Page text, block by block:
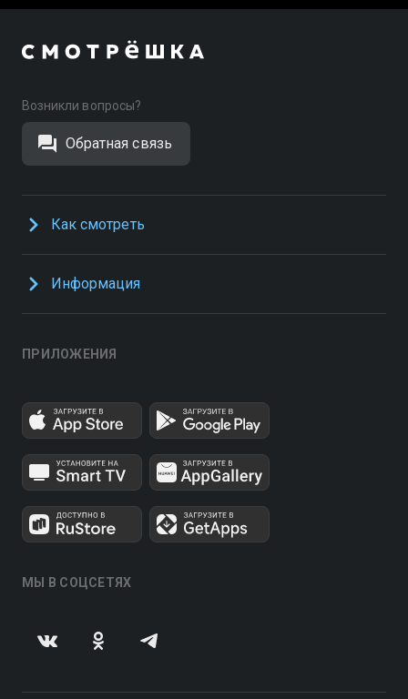
Возникли вопросы?
Обратная связь
Как смотреть
Информация
ПРИЛОЖЕНИЯ
МЫ В СОЦСЕТЯХ